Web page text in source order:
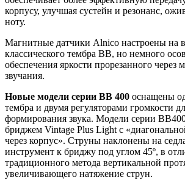
корпусу, улучшая сустейн и резонанс,
ноту.
Магнитные датчики Alnico настроены на
классического тембра BB, но немного
обеспечения яркости прорезанного через
звучания.
Новые модели серии BB 400 оснащены
тембра и двумя регуляторами громкости
формирования звука. Модели серии
бриджем Vintage Plus Light с
через корпус». Струны наклонены на
инструмент к бриджу под углом 45º, в
традиционного метода вертикальной
увеличивающего натяжение струн.